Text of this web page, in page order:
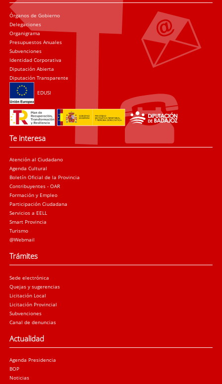
Órganos de Gobierno
Delegaciones
Organigrama
Presupuestos Anuales
Subvenciones
Identidad Corporativa
Diputación Abierta
Diputación Transparente
EDUSI
Te interesa
Atención al Ciudadano
Agenda Cultural
Boletín Oficial de la Provincia
Contribuyentes - OAR
Formación y Empleo
Participación Ciudadana
Servicios a EELL
Smart Provincia
Turismo
@Webmail
Trámites
Sede electrónica
Quejas y sugerencias
Licitación Local
Licitación Provincial
Subvenciones
Canal de denuncias
Actualidad
Agenda Presidencia
BOP
Noticias